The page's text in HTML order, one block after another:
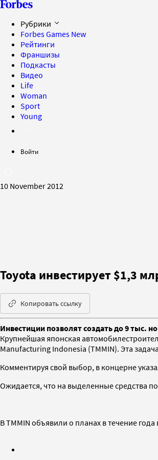
Рубрики
Forbes Games New
Рейтинги
Франшизы
Подкасты
Видео
Life
Woman
Sport
Young
Войти
10 November 2012
Toyota инвестирует $1,3
Копировать ссылку
Инвестиции позволят создать до 9 тыс.
Крупнейшая японская
Manufacturing Indonesia (TMMIN). Эта
Комментируя свой выбор, в концерне
Ожидается, что на выделенные средства
В TMMIN объявили о планах в течение